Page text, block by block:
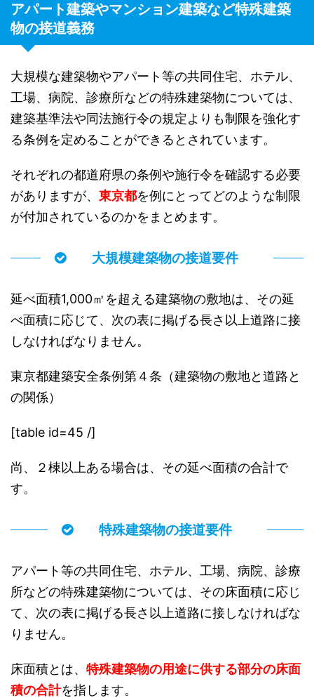
アパート建築やマンション建築など特殊建築
物の接道義務
大規模な建築物やアパート等の共同住宅、ホテル、
工場、病院、診療所などの特殊建築物については、
建築基準法や同法施行令の規定よりも制限を強化す
る条例を定めることができるとされています。
それぞれの都道府県の条例や施行令を確認する必要
がありますが、 東京都を例にとってどのような制限
が付加されているのかをまとめます。
大規模建築物の接道要件
延べ面積1,000㎡を超える建築物の敷地は、その延
べ面積に応じて、次の表に掲げる長さ以上道路に接
しなければなりません。
東京都建築安全条例第４条（建築物の敷地と道路と
の関係）
[table id=45 /]
尚、２棟以上ある場合は、その延べ面積の合計で
す。
特殊建築物の接道要件
アパート等の共同住宅、ホテル、工場、病院、診療
所などの特殊建築物については、その床面積に応じ
て、次の表に掲げる長さ以上道路に接しなければな
りません。
床面積とは、 特殊建築物の用途に供する部分の床面
積の合計を指します。